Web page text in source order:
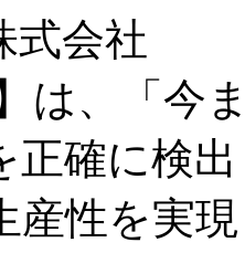
式会社
】は、「
正確に検
産性を実